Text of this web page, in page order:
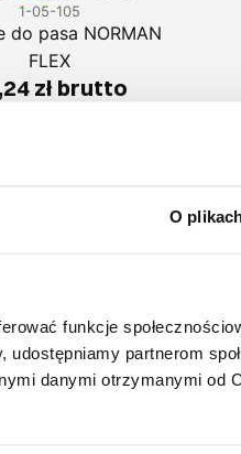
O
funkcje
partnerom
danymi otrzymanymi od
1-05-105
do pasa NORMAN
FLEX
zł brutto